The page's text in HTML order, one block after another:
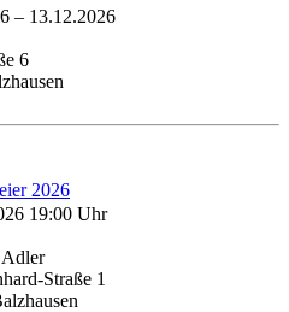
– 13.12.2026
6
2026
19:00 Uhr
Straße 1